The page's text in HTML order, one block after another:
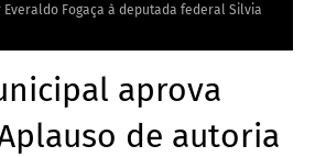
Fogaça à deputada federal Silvia
aprova
de autoria